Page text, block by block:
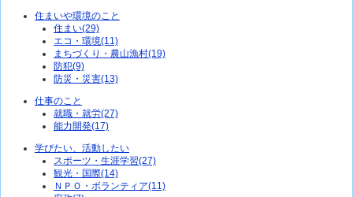
住まいや環境のこと
住まい(29)
エコ・環境(11)
まちづくり・農山漁村(19)
防犯(9)
防災・災害(13)
仕事のこと
就職・就労(27)
能力開発(17)
学びたい、活動したい
スポーツ・生涯学習(27)
観光・国際(14)
ＮＰＯ・ボランティア(11)